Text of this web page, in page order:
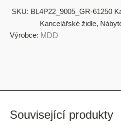
SKU: BL4P22_9005_GR-61250
Kancelářské židle,
Výrobce: MDD
Související produkty